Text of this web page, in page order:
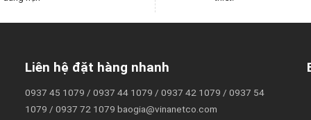
Liên hệ đặt hàng nhanh
0937 45 1079 / 0937 44 1079 / 0937 42 1079 / 0937 54
1079 / 0937 72 1079 baogia@vinanetco.com